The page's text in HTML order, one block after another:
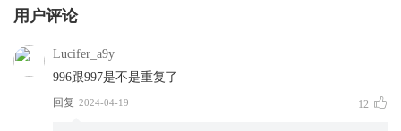
用户评论
Lucifer_a9y
996跟997是不是重复了
回复 2024-04-19 12